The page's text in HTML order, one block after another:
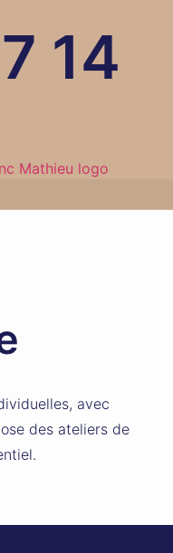
14
avec
des ateliers de